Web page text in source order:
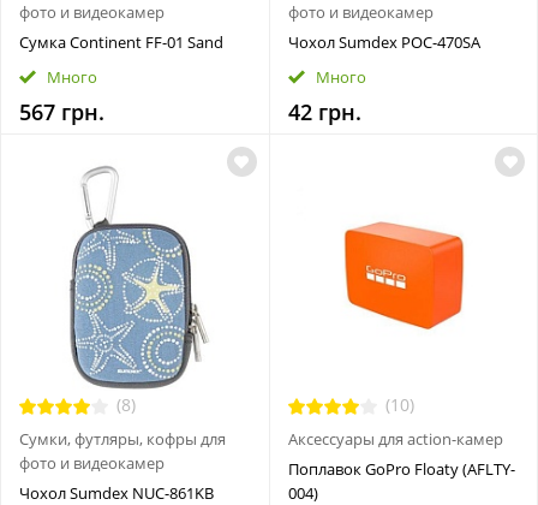
фото и видеокамер
Сумка Continent FF-01 Sand
Много
567 грн.
фото и видеокамер
Чохол Sumdex POC-470SA
Много
42 грн.
(8)
Сумки, футляры, кофры для
фото и видеокамер
Чохол Sumdex NUC-861KB
(10)
Аксессуары для action-камер
Поплавок GoPro Floaty (AFLTY-
004)